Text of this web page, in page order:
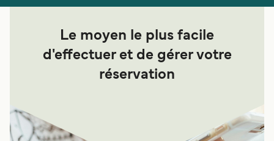
Le moyen le plus facile
d'effectuer et de gérer votre
réservation